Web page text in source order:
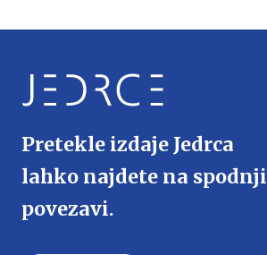
Pretekle izdaje Jedrca
lahko najdete na spodnji
povezavi.